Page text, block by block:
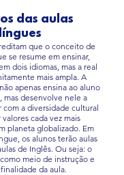
das aulas
que o conceito de
se resume em ensinar,
dois idiomas, mas a real
mais ampla. A
apenas ensina ao aluno
mas desenvolve nele a
com a diversidade cultural
cada vez mais
planeta globalizado. Em
os alunos terão aulas
de Inglês. Ou seja: o
meio de instrução e
da aula.